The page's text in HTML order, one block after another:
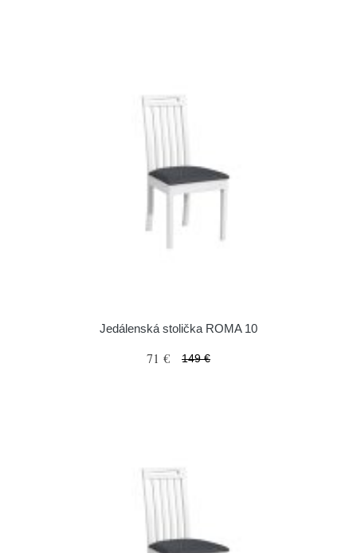
Jedálenská stolička ROMA 10
71 € 149 €